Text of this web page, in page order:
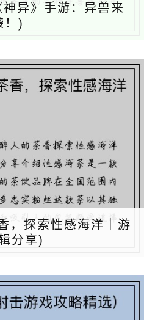
异》手游：异兽来
！)
，探索性感海洋｜游
分享)